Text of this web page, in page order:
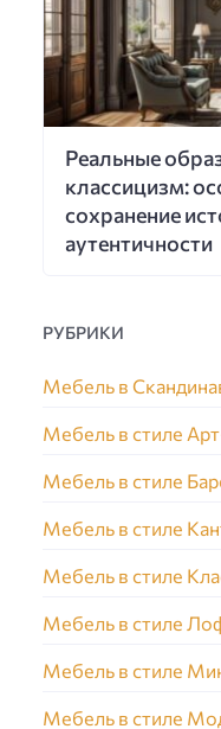
Реальные
классицизм:
сохранение
аутентичности
РУБРИКИ
Мебель в
Мебель в стиле
Мебель в стиле
Мебель в стиле
Мебель в стиле
Мебель в стиле
Мебель в стиле
Мебель в стиле